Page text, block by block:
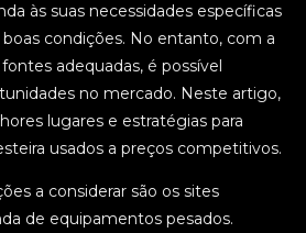
às suas necessidades específicas
condições. No entanto, com a
adequadas, é possível
no mercado. Neste artigo,
lugares e estratégias para
usados a preços competitivos.
a considerar são os sites
de equipamentos pesados.